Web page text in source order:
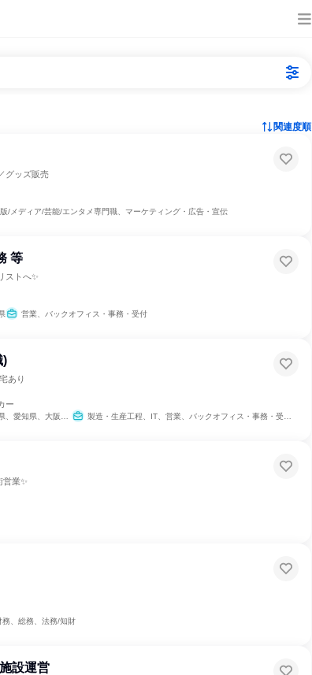
関連度順
グッズ販売
/メディア/芸能/エンタメ専門職、マーケティング・広告・宣伝
等
ストへ✨
営業、バックオフィス・事務・受付
)
あり
ー
府、広島県、福岡県 製造・生産工程、IT、営業、バックオフィス・事務・受付、SCM/生産管理/購買/物流、建築/土木/プラント専門職、学術研究
業✨
、総務、法務/知財
設運営